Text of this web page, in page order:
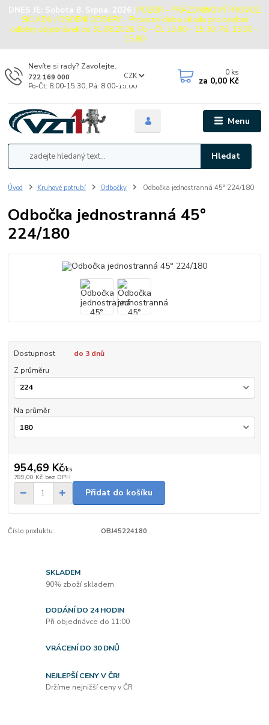
DNES JE: Sobota 8. Srpna, 2026 | POZOR - PRÁZDNINOVÝ PROVOZ
SKLADU / OSOBNÍ ODBĚRY - Provozní doba skladu pro osobní
odběry objednávek do 31.08.2026: Po - Čt: 13:00 - 15:30, Pá: 13:00 -
15:00
Menu
CZK
Hledat
Nevíte si rady? Zavolejte.
722 169 000
Po-Čt: 8:00-15:30, Pá: 8:00-15:00
0 ks
za 0,00 Kč
Úvod Kruhové potrubí Odbočky Odbočka jednostranná 45° 224/180
Odbočka jednostranná 45°
224/180
Dostupnost
do 3 dnů
Z průměru
Na průměr
954,69 Kč/ks
789,00 Kč bez DPH
Přidat do košíku
Číslo produktu: OBJ45224180
SKLADEM
90% zboží skladem
DODÁNÍ DO 24 HODIN
Při objednávce do 11:00
VRÁCENÍ DO 30 DNŮ
NEJLEPŠÍ CENY V ČR!
Držíme nejnižší ceny v ČR